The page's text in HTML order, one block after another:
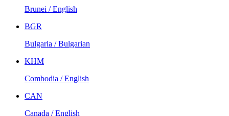
Brunei / English
BGR
Bulgaria / Bulgarian
KHM
Combodia / English
CAN
Canada / English